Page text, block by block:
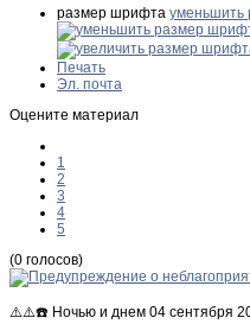
размер шрифта
Печать
Эл. почта
Оцените материал
1
2
3
4
5
(0 голосов)
⚠️⚠️☎️ Ночью и днем 04 сентября